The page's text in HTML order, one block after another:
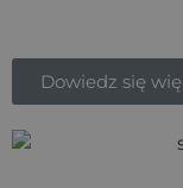
Dowiedz się